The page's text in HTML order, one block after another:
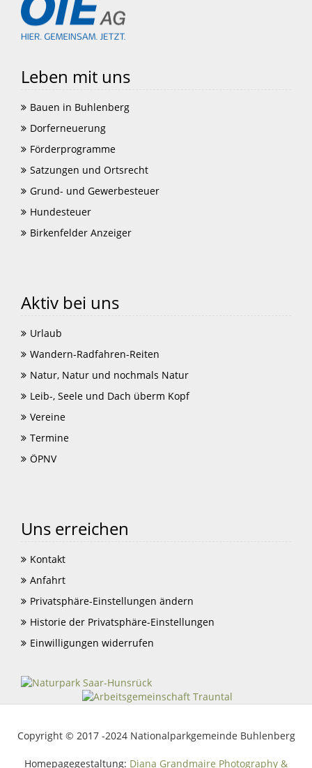
Leben mit uns
Bauen in Buhlenberg
Dorferneuerung
Förderprogramme
Satzungen und Ortsrecht
Grund- und Gewerbesteuer
Hundesteuer
Birkenfelder Anzeiger
Aktiv bei uns
Urlaub
Wandern-Radfahren-Reiten
Natur, Natur und nochmals Natur
Leib-, Seele und Dach überm Kopf
Vereine
Termine
ÖPNV
Uns erreichen
Kontakt
Anfahrt
Privatsphäre-Einstellungen ändern
Historie der Privatsphäre-Einstellungen
Einwilligungen widerrufen
Copyright © 2017 -2024 Nationalparkgemeinde Buhlenberg
Homepagegestaltung: Diana Grandmaire Photography &